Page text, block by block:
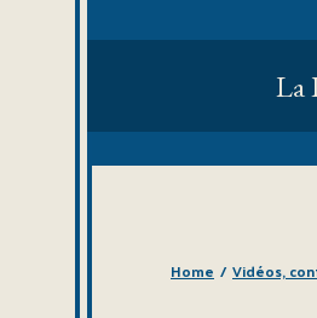
La
Home / Vidéos,